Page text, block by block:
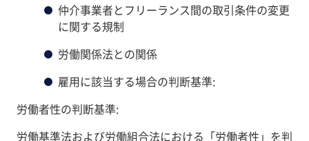
仲介事業者とフリーランス間の取引条件の変更
に関する規制
労働関係法との関係
雇用に該当する場合の判断基準:
労働者性の判断基準:
労働基準法および労働組合法における「労働者性」を判